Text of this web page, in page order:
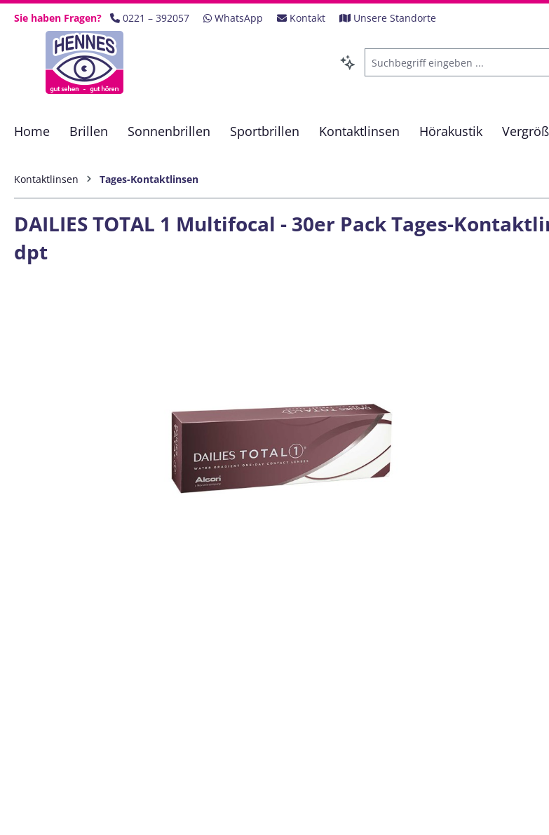
Hauptinhalt springen
Zur Suche springen
Zur Hauptnavigation springen
Sie haben Fragen? 0221 – 392057 WhatsApp Kontakt Unsere Standorte
Home Brillen Sonnenbrillen Sportbrillen Kontaktlinsen Hörakustik
Kontaktlinsen Tages-Kontaktlinsen
DAILIES TOTAL 1 Multifocal - 30er Pack Tages-
dpt